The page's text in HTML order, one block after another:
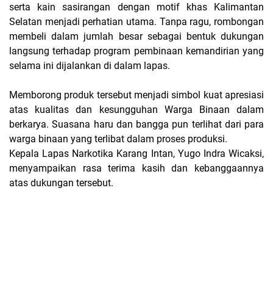
serta kain sasirangan dengan motif khas Kalimantan
Selatan menjadi perhatian utama. Tanpa ragu, rombongan
membeli dalam jumlah besar sebagai bentuk dukungan
langsung terhadap program pembinaan kemandirian yang
selama ini dijalankan di dalam lapas.
Memborong produk tersebut menjadi simbol kuat apresiasi
atas kualitas dan kesungguhan Warga Binaan dalam
berkarya. Suasana haru dan bangga pun terlihat dari para
warga binaan yang terlibat dalam proses produksi.
Kepala Lapas Narkotika Karang Intan, Yugo Indra Wicaksi,
menyampaikan rasa terima kasih dan kebanggaannya
atas dukungan tersebut.